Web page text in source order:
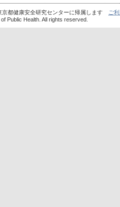
京都健康安全研究センターに帰属します
ご
Public Health. All rights reserved.